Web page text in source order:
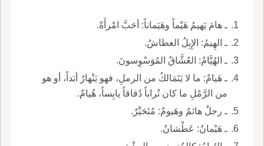
ـ هامَ يَهيمُ هَيْماً وهَيَماناً: أحَبَّ امْرأَةً.
ـ الهِيمُ: الإِبِلُ العطاشُ.
ـ الهُيَّامُ: العُشَّاقُ المُوَسْوِسونَ.
ـ هَيامٌ: ما لا يَتَمَالكُ من الرملِ، فهو يَنْهارُ أبَداً، أو هو
من الرَّمْلِ ما كان تُراباً دُقاقاً يابِساً، هُيامٌ.
ـ رجلٌ هائمٌ وهَيومٌ: مُتَحَيِّرٌ.
ـ هَيْمانُ: عَطْشانُ.